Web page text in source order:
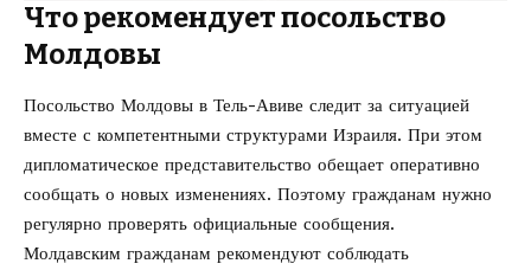
Что рекомендует посольство
Молдовы
Посольство Молдовы в Тель-Авиве следит за ситуацией
вместе с компетентными структурами Израиля. При этом
дипломатическое представительство обещает оперативно
сообщать о новых изменениях. Поэтому гражданам нужно
регулярно проверять официальные сообщения.
Молдавским гражданам рекомендуют соблюдать